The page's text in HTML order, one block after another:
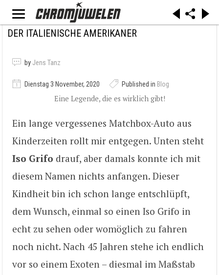
DER ITALIENISCHE AMERIKANER
by Jens Tanz
Dienstag 3 November, 2020 Published in Blog
Eine Legende, die es wirklich gibt!
Ein lange vergessenes Matchbox-Auto aus
Kinderzeiten rollt mir entgegen. Unten steht
Iso Grifo drauf, aber damals konnte ich mit
diesem Namen nichts anfangen. Dieser
Kindheit bin ich schon lange entschlüpft,
dem Wunsch, einmal so einen Iso Grifo in
echt zu sehen oder womöglich zu fahren
noch nicht. Nach 45 Jahren stehe ich endlich
vor so einem Exoten – diesmal im Maßstab